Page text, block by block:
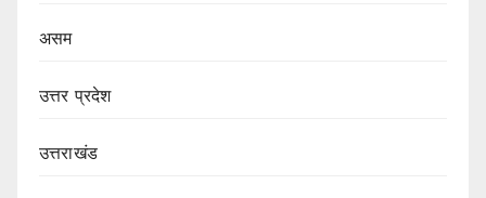
असम
उत्तर प्रदेश
उत्तराखंड